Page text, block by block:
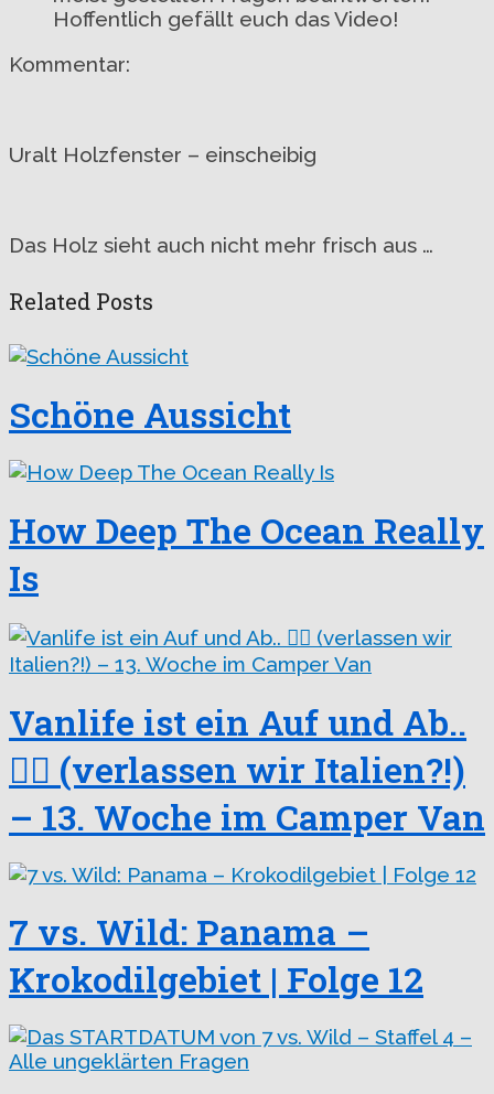
Hoffentlich gefällt euch das Video!
Kommentar:
Uralt Holzfenster – einscheibig
Das Holz sieht auch nicht mehr frisch aus …
Related Posts
Schöne Aussicht
How Deep The Ocean Really
Is
Vanlife ist ein Auf und Ab..
😵‍💫 (verlassen wir Italien?!)
– 13. Woche im Camper Van
7 vs. Wild: Panama –
Krokodilgebiet | Folge 12